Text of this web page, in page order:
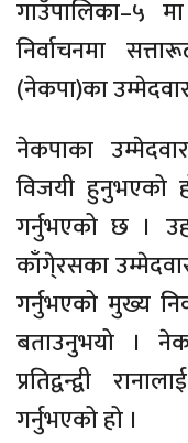
गाउँपालिका–५
निर्वाचनमा
(नेकपा)का
नेकपाका
विजयी हुनुभएको
गर्नुभएको छ ।
काँगे्रसका
गर्नुभएको मुख्य
बताउनुभयो ।
प्रतिद्वन्द्वी
गर्नुभएको हो ।